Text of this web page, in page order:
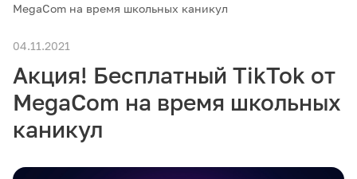
Частным клиентам
Бизнесу
Связь
MegaCom на время школьных каникул
04.11.2021
Акция! Бесплатный TikTok от
MegaCom на время школьных
каникул